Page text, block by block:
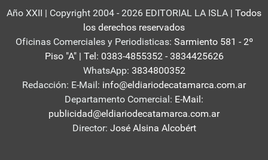
Año XXII | Copyright 2004 - 2026 EDITORIAL LA ISLA | Todos
los derechos reservados
Oficinas Comerciales y Periodisticas: Sarmiento 581 - 2º
Piso "A" | Tel: 0383-4855352 - 3834425626
WhatsApp: 3834800352
Redacción: E-Mail: info@eldiariodecatamarca.com.ar
Departamento Comercial: E-Mail:
publicidad@eldiariodecatamarca.com.ar
Director: José Alsina Alcobért